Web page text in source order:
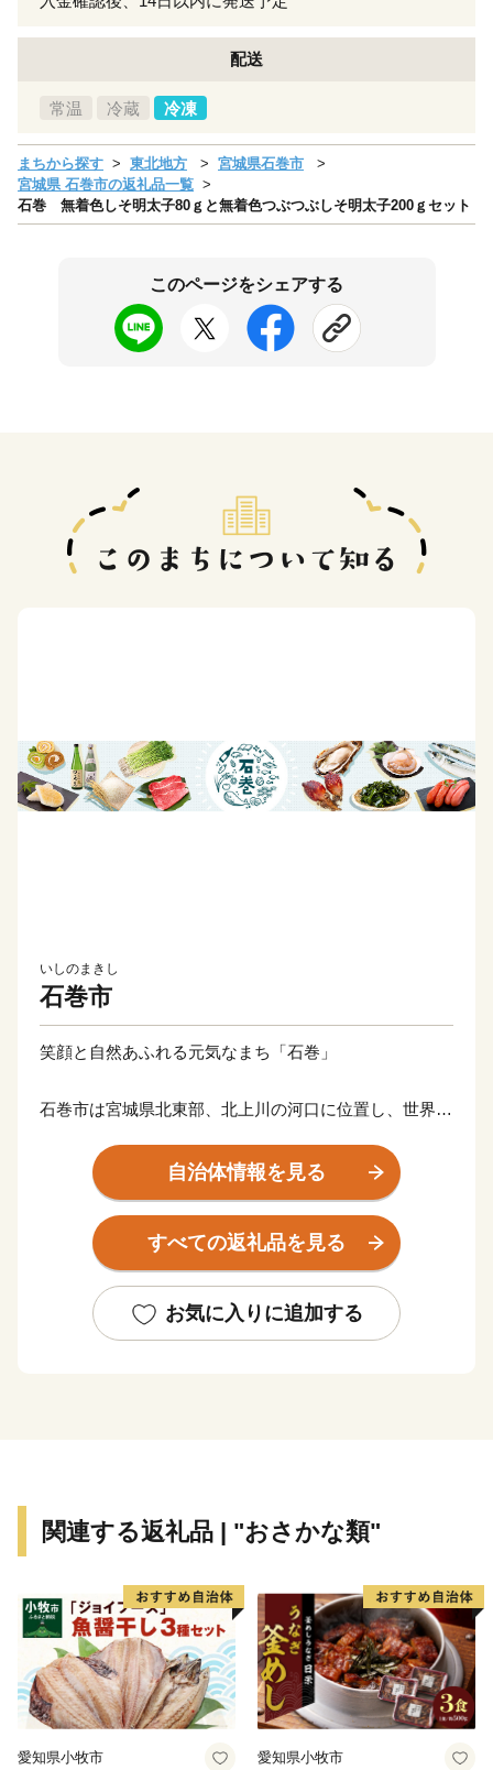
配送
常温 冷蔵 冷凍
まちから探す 東北地方
宮城県石巻市
宮城県 石巻市の返礼品一覧
石巻 無着色しそ明太子80ｇと無着色つぶつぶしそ明太子200ｇセット
このページをシェアする
いしのまきし
石巻市
笑顔と自然あふれる元気なまち「石巻」
石巻市は宮城県北東部、北上川の河口に位置し、世界三
海岸沿いは多様な魚が集まる地形であり、また世界有数
の植物プランクトンの発生地でもあることから、かき、
ほや、帆立などがおいしく育ちます。
山・川・海・島といった多様な自然や、石ノ森萬画館を
東日本大震災で一度は壊滅的な被害を受けた地元産業で
したが、全国の皆様からのご支援を受け、魅力的な特産
自治体情報を見る
すべての返礼品を見る
お気に入りに追加する
関連する返礼品 | "おさかな類"
愛知県小牧市 愛知県小牧市